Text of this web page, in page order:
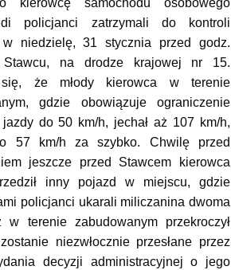
kierowcę samochodu osobowego
policjanci zatrzymali do kontroli
w niedzielę, 31 stycznia przed godz.
na drodze krajowej nr 15.
się, że młody kierowca w terenie
gdzie obowiązuje ograniczenie
jazdy do 50 km/h, jechał aż 107 km/h,
57 km/h za szybko. Chwilę przed
jeszcze przed Stawcem kierowca
inny pojazd w miejscu, gdzie
policjanci ukarali miliczanina dwoma
terenie zabudowanym przekroczył
niezwłocznie przesłane przez
decyzji administracyjnej o jego